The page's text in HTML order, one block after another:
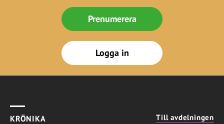
Prenumerera
Logga in
KRÖNIKA Till avdelningen